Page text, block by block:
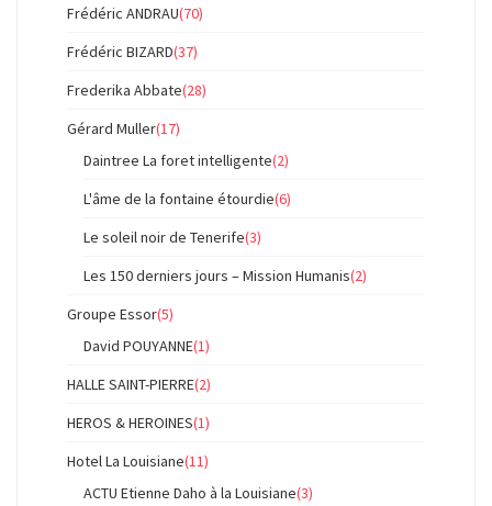
Frédéric ANDRAU(70)
Frédéric BIZARD(37)
Frederika Abbate(28)
Gérard Muller(17)
Daintree La foret intelligente(2)
L'âme de la fontaine étourdie(6)
Le soleil noir de Tenerife(3)
Les 150 derniers jours – Mission Humanis(2)
Groupe Essor(5)
David POUYANNE(1)
HALLE SAINT-PIERRE(2)
HEROS & HEROINES(1)
Hotel La Louisiane(11)
ACTU Etienne Daho à la Louisiane(3)